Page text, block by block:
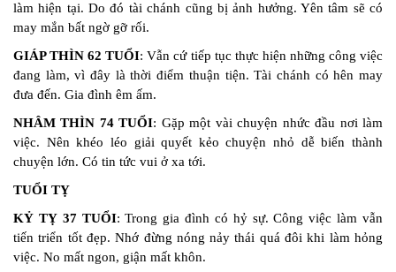
làm hiện tại. Do đó tài chánh cũng bị ảnh hưởng. Yên tâm sẽ có
may mắn bất ngờ gỡ rối.
GIÁP THÌN 62 TUỔI: Vẫn cứ tiếp tục thực hiện những công việc
đang làm, vì đây là thời điểm thuận tiện. Tài chánh có hên may
đưa đến. Gia đình êm ấm.
NHÂM THÌN 74 TUỔI: Gặp một vài chuyện nhức đầu nơi làm
việc. Nên khéo léo giải quyết kẻo chuyện nhỏ dễ biến thành
chuyện lớn. Có tin tức vui ở xa tới.
TUỔI TỴ
KỶ TỴ 37 TUỔI: Trong gia đình có hỷ sự. Công việc làm vẫn
tiến triển tốt đẹp. Nhớ đừng nóng nảy thái quá đôi khi làm hỏng
việc. No mất ngon, giận mất khôn.